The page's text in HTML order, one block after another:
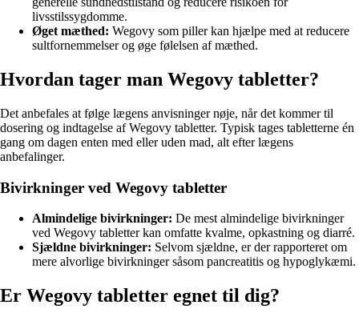
livsstilssygdomme.
Øget mæthed: Wegovy som piller kan hjælpe med at reducere
sultfornemmelser og øge følelsen af mæthed.
Hvordan tager man Wegovy tabletter?
Det anbefales at følge lægens anvisninger nøje, når det kommer til
dosering og indtagelse af Wegovy tabletter. Typisk tages tabletterne én
gang om dagen enten med eller uden mad, alt efter lægens
anbefalinger.
Bivirkninger ved Wegovy tabletter
Almindelige bivirkninger: De mest almindelige bivirkninger
ved Wegovy tabletter kan omfatte kvalme, opkastning og diarré.
Sjældne bivirkninger: Selvom sjældne, er der rapporteret om
mere alvorlige bivirkninger såsom pancreatitis og hypoglykæmi.
Er Wegovy tabletter egnet til dig?